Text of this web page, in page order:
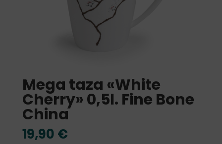
Mega taza «White
Cherry» 0,5l. Fine Bone
China
19,90 €